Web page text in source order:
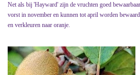
Net als bij 'Hayward' zijn de vruchten goed
vorst in november en kunnen tot april worden
en verkleuren naar oranje.